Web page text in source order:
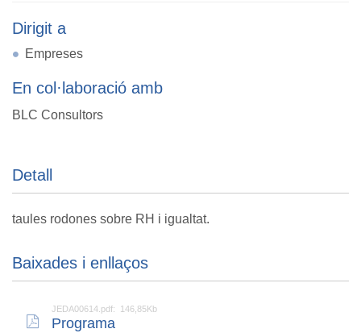
Dirigit a
Empreses
En col·laboració amb
BLC Consultors
Detall
taules rodones sobre RH i igualtat.
Baixades i enllaços
JEDA00614.pdf: 146,85Kb
Programa